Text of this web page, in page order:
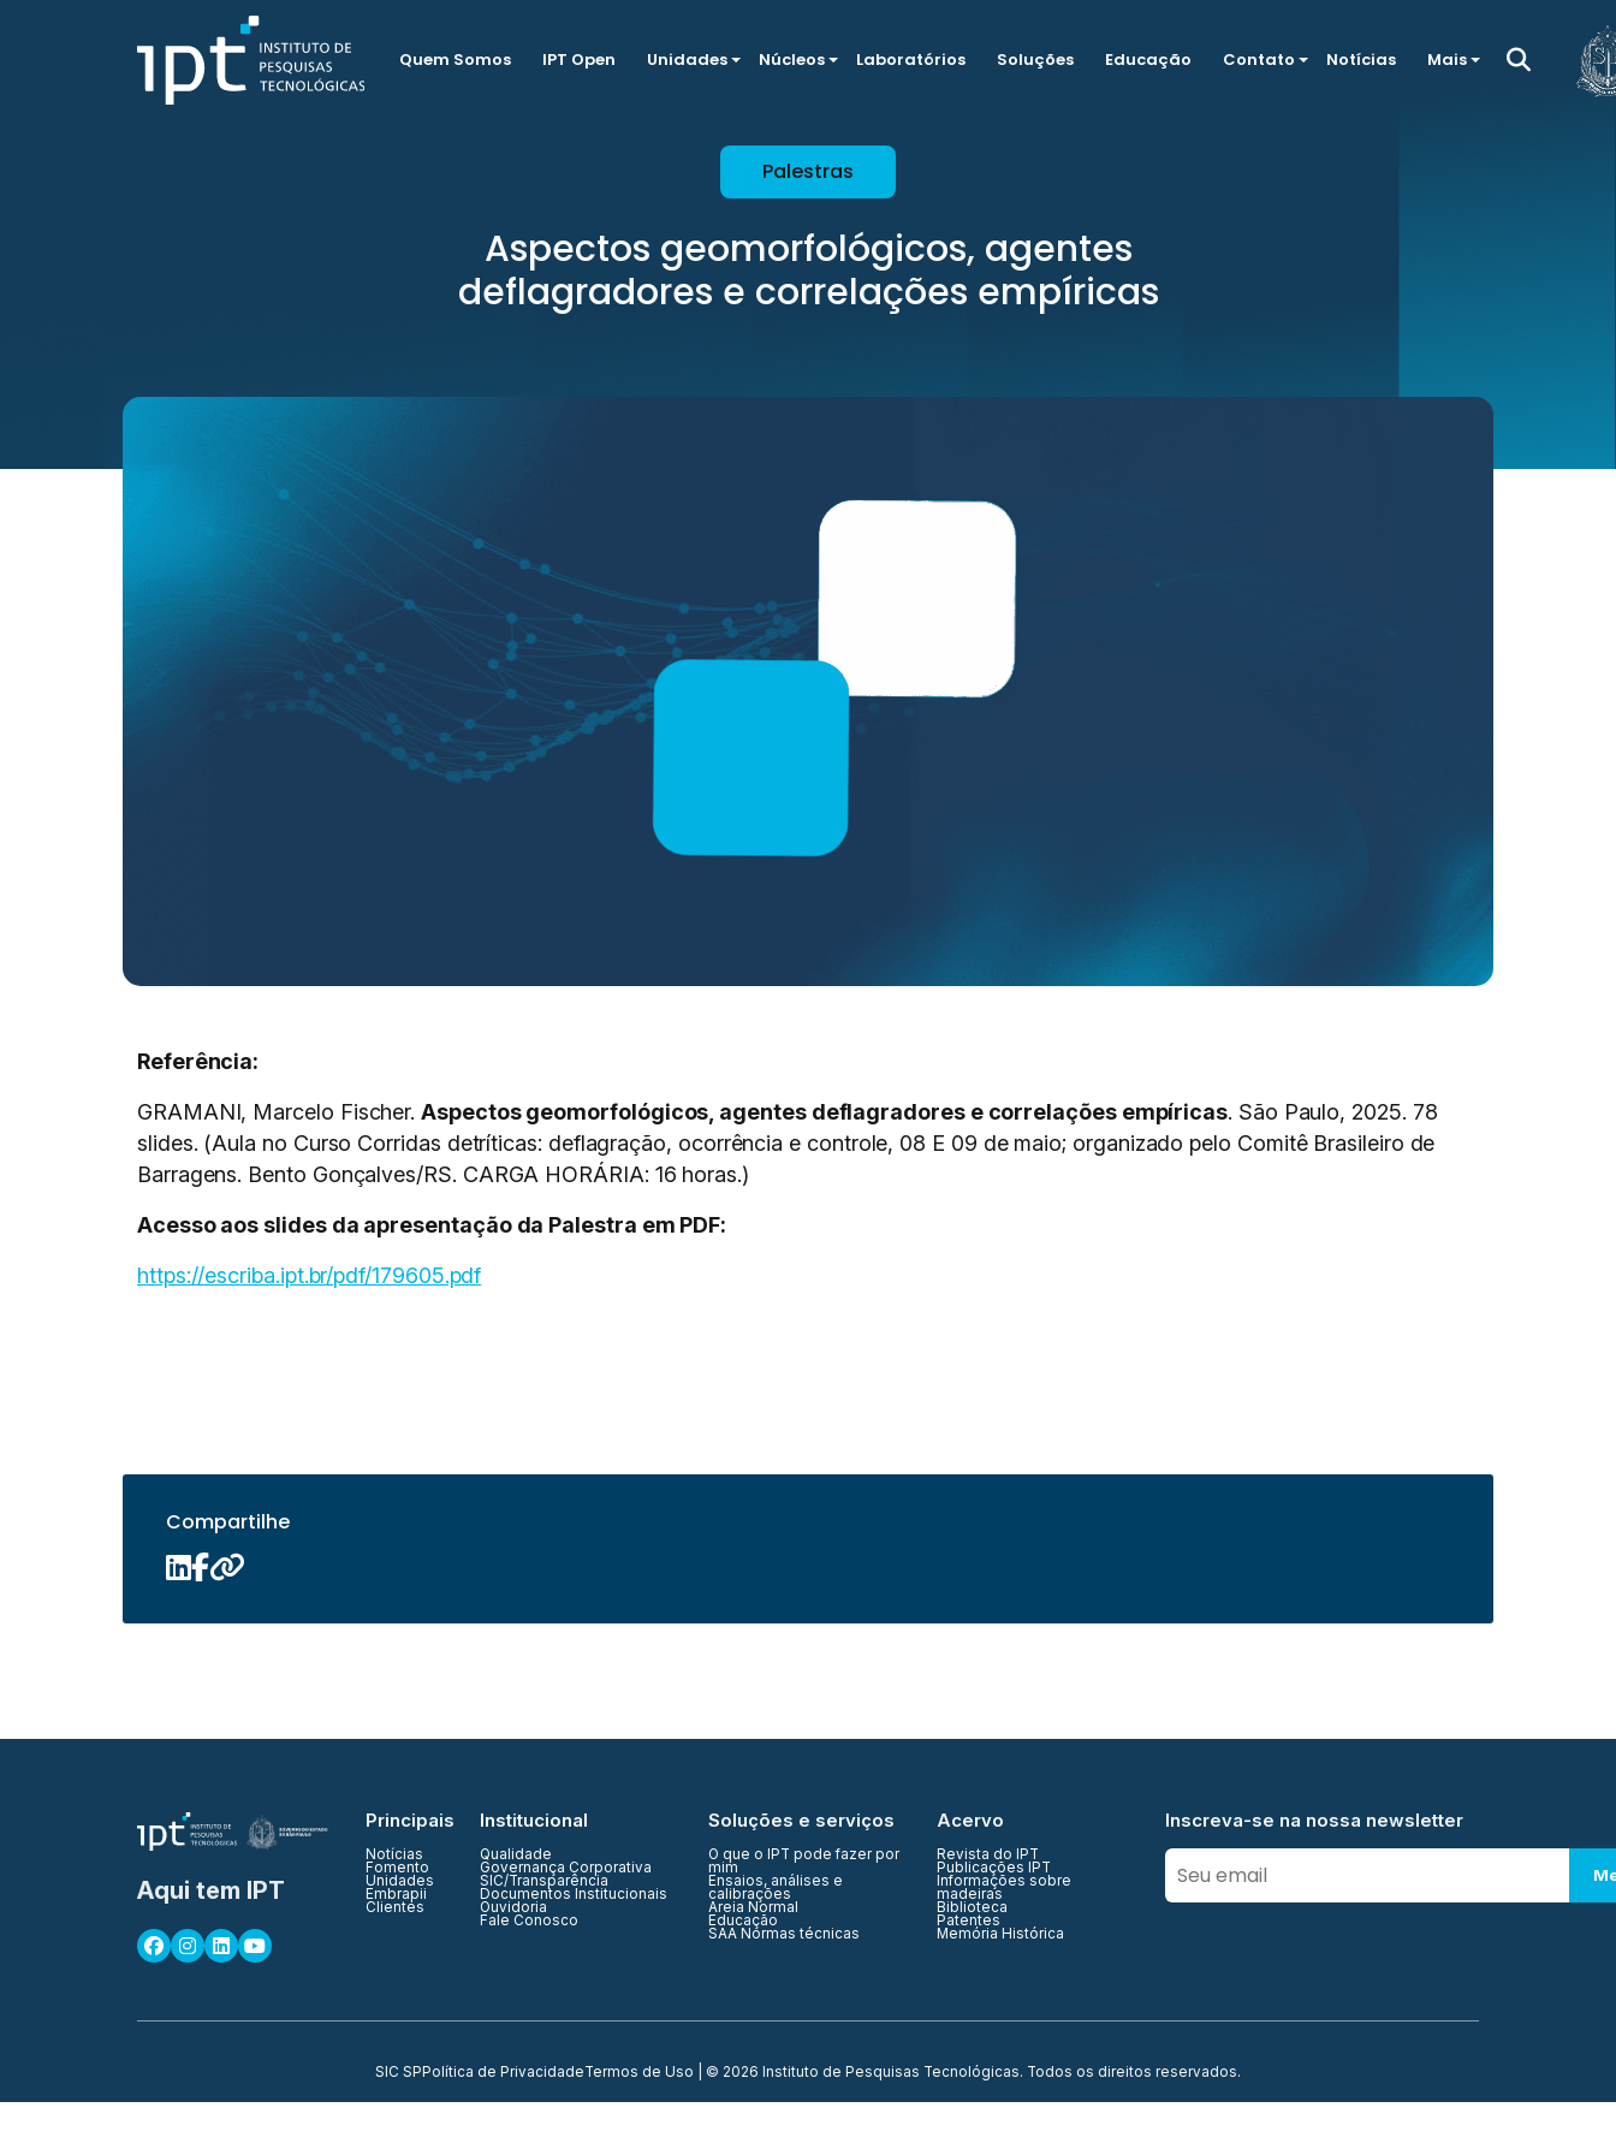
Quem Somos IPT Open Unidades Núcleos Laboratórios Soluções Educação Contato Notícias Mais
Palestras
Aspectos geomorfológicos, agentes
deflagradores e correlações empíricas
Referência:
GRAMANI, Marcelo Fischer.Aspectos geomorfológicos, agentes deflagradores e correlações empíricas. São Paulo, 2025. 78
slides. (Aula no Curso Corridas detríticas: deflagração, ocorrência e controle, 08 E 09 de maio; organizado pelo Comitê Brasileiro de
Barragens. Bento Gonçalves/RS. CARGA HORÁRIA: 16 horas.)
Acesso aos slides da apresentação da Palestra em PDF:
https://escriba.ipt.br/pdf/179605.pdf
Compartilhe
Aqui tem IPT
Principais
Notícias
Fomento
Unidades
Embrapii
Clientes
Institucional
Qualidade
Governança Corporativa
SIC/Transparência
Documentos Institucionais
Ouvidoria
Fale Conosco
Soluções e serviços
O que o IPT pode fazer por
mim
Ensaios, análises e
calibrações
Areia Normal
Educação
SAA Normas técnicas
Acervo
Revista do IPT
Publicações IPT
Informações sobre
madeiras
Biblioteca
Patentes
Memória Histórica
Inscreva-se na nossa newsletter
SIC SPPolítica de PrivacidadeTermos de Uso | © 2026 Instituto de Pesquisas Tecnológicas. Todos os direitos reservados.